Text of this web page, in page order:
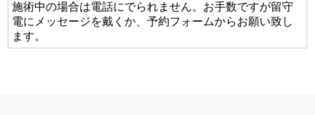
施術中の場合は電話にでられません。お手数ですが留守
電にメッセージを戴くか、予約フォームからお願い致し
ます。